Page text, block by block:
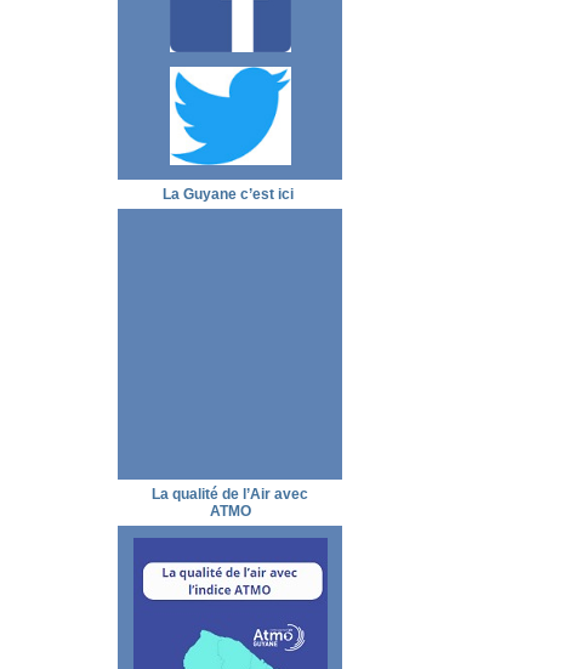
La Guyane c’est ici
La qualité de l’Air avec
ATMO